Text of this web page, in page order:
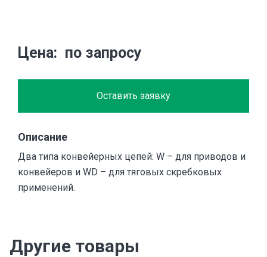
Цена по запросу
Оставить заявку
Описание
Два типа конвейерных цепей: W – для приводов и
конвейеров и WD – для тяговых скребковых
применений.
Другие товары